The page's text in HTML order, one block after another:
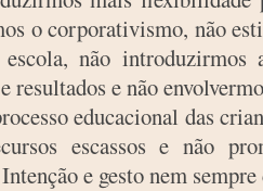
o corporativismo, não
não introduzirmos
resultados e não
educacional das
escassos e não
e gesto nem